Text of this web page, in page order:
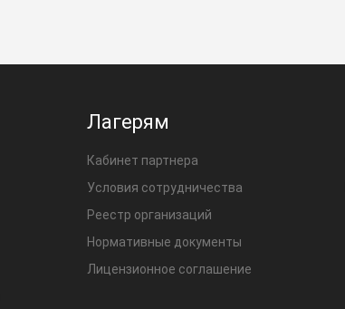
Лагерям
Кабинет партнера
Условия сотрудничества
Реестр организаций
Нормативные документы
Лицензионное соглашение